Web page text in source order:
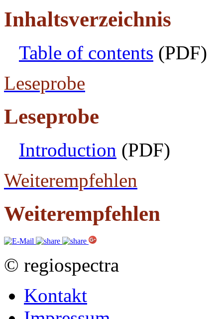
Inhaltsverzeichnis
Table of contents (PDF)
Leseprobe
Leseprobe
Introduction (PDF)
Weiterempfehlen
Weiterempfehlen
© regiospectra
Kontakt